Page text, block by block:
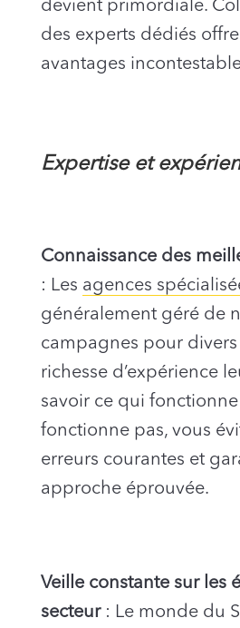
devient primordiale.
des experts dédiés
avantages
Expertise et
Connaissance des
: Les agences
généralement géré de
campagnes pour divers
richesse d’expérience
savoir ce qui
fonctionne pas, vous
erreurs courantes et
approche éprouvée.
Veille constante sur les
secteur: Le monde du